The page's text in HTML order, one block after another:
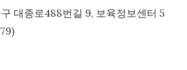
대종로488번길 9, 보육정보센터 5